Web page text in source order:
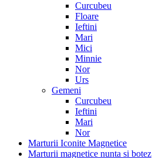
Curcubeu
Floare
Ieftini
Mari
Mici
Minnie
Nor
Urs
Gemeni
Curcubeu
Ieftini
Mari
Nor
Marturii Iconite Magnetice
Marturii magnetice nunta si botez